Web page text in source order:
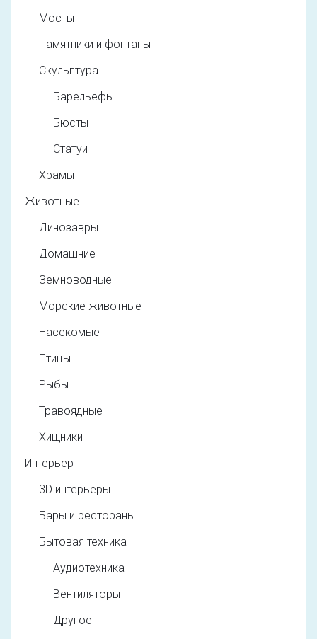
Мосты
Памятники и фонтаны
Скульптура
Барельефы
Бюсты
Статуи
Храмы
Животные
Динозавры
Домашние
Земноводные
Морские животные
Насекомые
Птицы
Рыбы
Травоядные
Хищники
Интерьер
3D интерьеры
Бары и рестораны
Бытовая техника
Аудиотехника
Вентиляторы
Другое